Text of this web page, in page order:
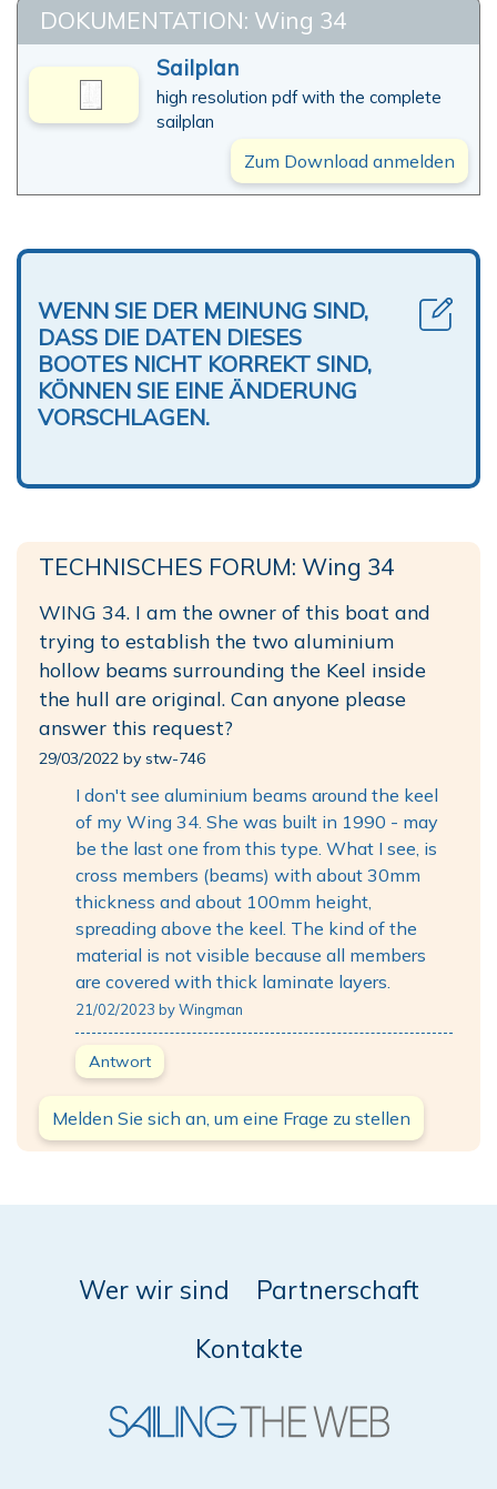
DOKUMENTATION: Wing 34
Sailplan
high resolution pdf with the complete
sailplan
Zum Download anmelden
WENN SIE DER MEINUNG SIND,
DASS DIE DATEN DIESES
BOOTES NICHT KORREKT SIND,
KÖNNEN SIE EINE ÄNDERUNG
VORSCHLAGEN.
TECHNISCHES FORUM: Wing 34
WING 34. I am the owner of this boat and
trying to establish the two aluminium
hollow beams surrounding the Keel inside
the hull are original. Can anyone please
answer this request?
29/03/2022 by stw-746
I don't see aluminium beams around the keel
of my Wing 34. She was built in 1990 - may
be the last one from this type. What I see, is
cross members (beams) with about 30mm
thickness and about 100mm height,
spreading above the keel. The kind of the
material is not visible because all members
are covered with thick laminate layers.
21/02/2023 by Wingman
Antwort
Melden Sie sich an, um eine Frage zu stellen
Wer wir sind
Partnerschaft
Kontakte